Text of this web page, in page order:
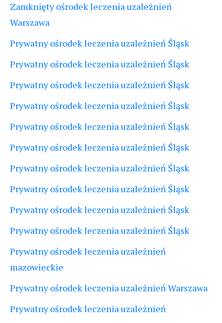
Zamknięty ośrodek leczenia uzależnień
Warszawa
Prywatny ośrodek leczenia uzależnień Śląsk
Prywatny ośrodek leczenia uzależnień Śląsk
Prywatny ośrodek leczenia uzależnień Śląsk
Prywatny ośrodek leczenia uzależnień Śląsk
Prywatny ośrodek leczenia uzależnień Śląsk
Prywatny ośrodek leczenia uzależnień Śląsk
Prywatny ośrodek leczenia uzależnień Śląsk
Prywatny ośrodek leczenia uzależnień Śląsk
Prywatny ośrodek leczenia uzależnień Śląsk
Prywatny ośrodek leczenia uzależnień Śląsk
Prywatny ośrodek leczenia uzależnień
mazowieckie
Prywatny ośrodek leczenia uzależnień Warszawa
Prywatny ośrodek leczenia uzależnień